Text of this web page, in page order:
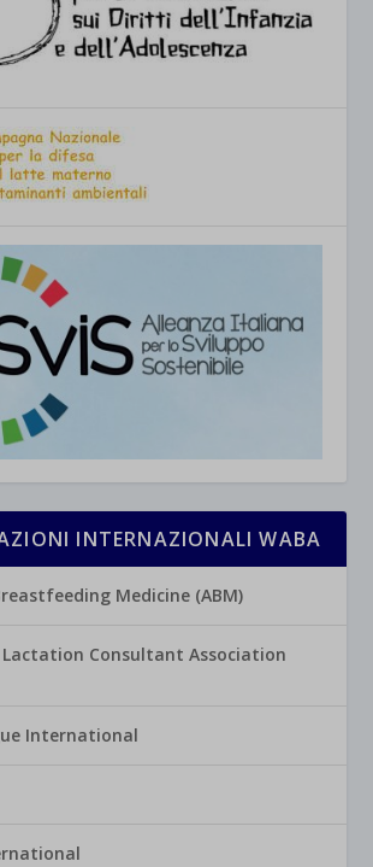
INTERNAZIONALI WABA
Medicine (ABM)
Consultant Association
International